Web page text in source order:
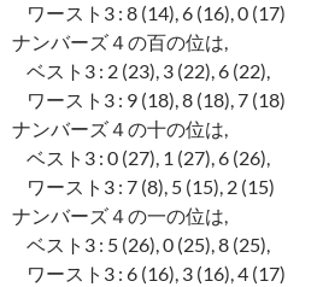
ワースト3 : 8 (14), 6 (16), 0 (17)
ナンバーズ４の百の位は,
ベスト3 : 2 (23), 3 (22), 6 (22),
ワースト3 : 9 (18), 8 (18), 7 (18)
ナンバーズ４の十の位は,
ベスト3 : 0 (27), 1 (27), 6 (26),
ワースト3 : 7 (8), 5 (15), 2 (15)
ナンバーズ４の一の位は,
ベスト3 : 5 (26), 0 (25), 8 (25),
ワースト3 : 6 (16), 3 (16), 4 (17)